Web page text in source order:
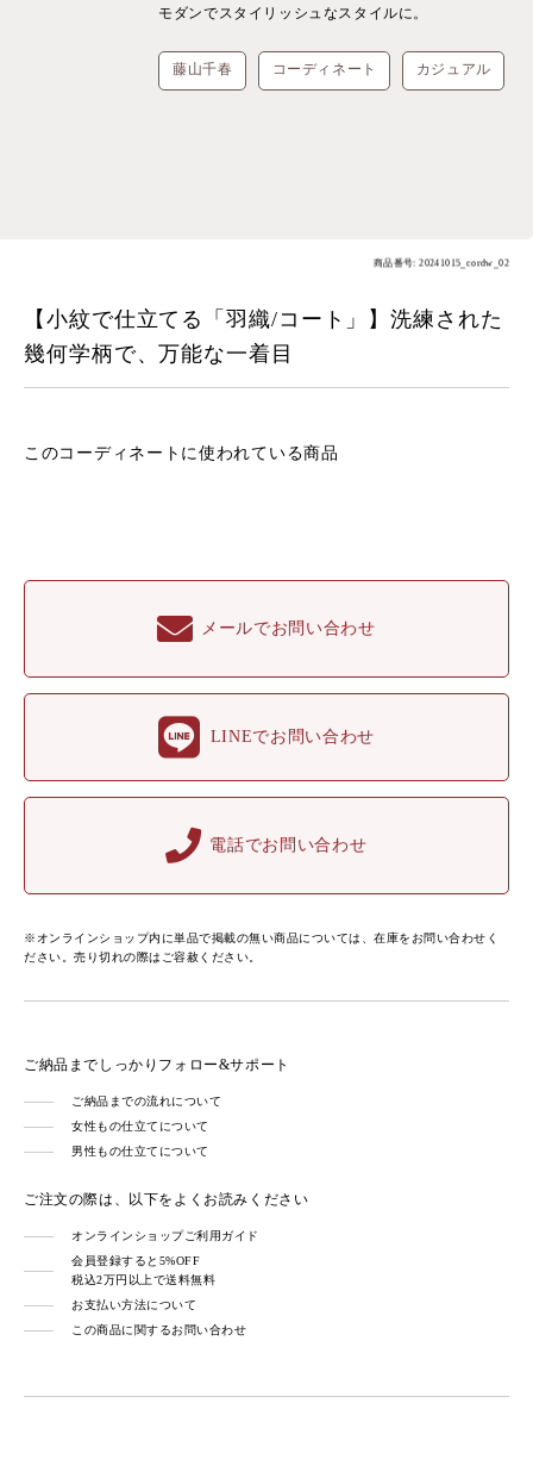
モダンでスタイリッシュなスタイルに。
藤山千春 コーディネート カジュアル
商品番号: 20241015_cordw_02
【小紋で仕立てる「羽織/コート」】洗練された
幾何学柄で、万能な一着目
このコーディネートに使われている商品
メールでお問い合わせ
LINEでお問い合わせ
電話でお問い合わせ
※オンラインショップ内に単品で掲載の無い商品については、在庫をお問い合わせく
ださい。売り切れの際はご容赦ください。
ご納品までしっかりフォロー&サポート
ご納品までの流れについて
女性もの仕立てについて
男性もの仕立てについて
ご注文の際は、以下をよくお読みください
オンラインショップご利用ガイド
会員登録すると5%OFF
税込2万円以上で送料無料
お支払い方法について
この商品に関するお問い合わせ